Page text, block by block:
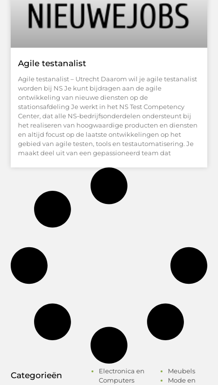
Agile testanalist
Agile testanalist – Utrecht Daarom wil je agile testanalist
worden bij NS Je kunt bijdragen aan de agile
ontwikkeling van nieuwe diensten op de
stationsafdeling Je werkt in het NS Test Competency
Center, dat alle NS-bedrijfsonderdelen ondersteunt bij
het realiseren van hoogwaardige producten en diensten
en altijd focust op de laatste ontwikkelingen op het
gebied van agile testen, tools en testautomatisering. Je
maakt deel uit van een gepassioneerd team dat
Categorieën
Electronica en
Computers
Meubels
Mode en